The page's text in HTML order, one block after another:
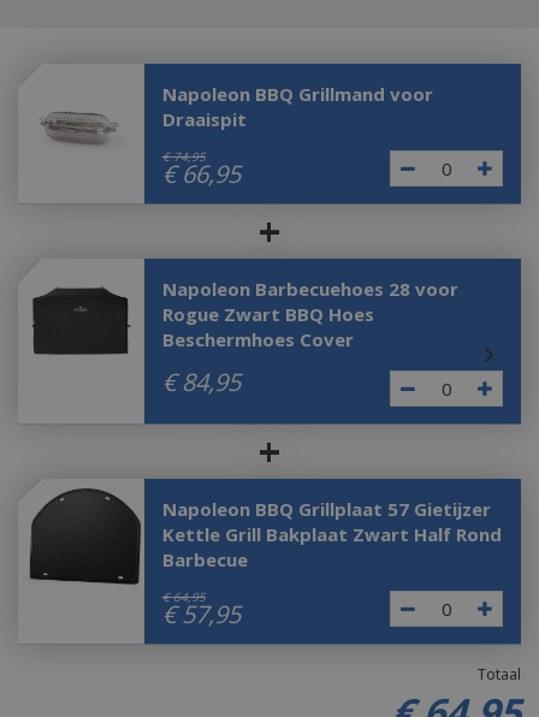
Napoleon BBQ Grillmand voor
Draaispit
€ 74,95
€ 66,95
+
Napoleon Barbecuehoes 28 voor
Rogue Zwart BBQ Hoes
Beschermhoes Cover
€ 84,95
+
Napoleon BBQ Grillplaat 57 Gietijzer
Kettle Grill Bakplaat Zwart Half Rond
Barbecue
€ 64,95
€ 57,95
Totaal